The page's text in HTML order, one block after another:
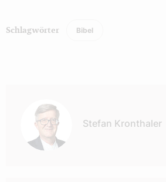
Schlagwörter Bibel
Stefan Kronthaler